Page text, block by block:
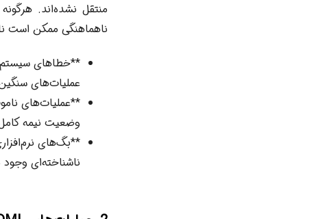
منتقل نشده‌اند.
ناهماهنگی ممکن است
**خطاهای
عملیات‌های
وضعیت نیمه کامل
ناشناخته‌ای